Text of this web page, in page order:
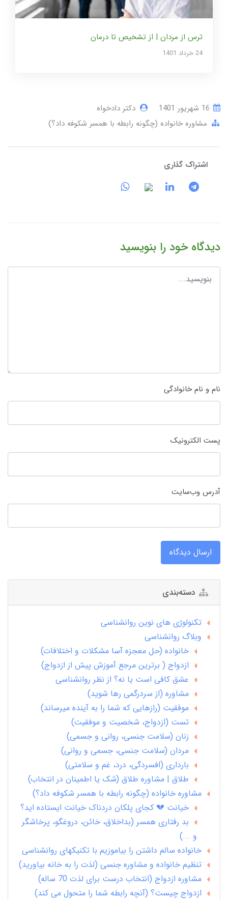
ترس از مردان | از تشخیص تا درمان
24 خرداد 1401
دکتر دادخواه
مشاوره خانواده (چگونه رابطه با همسر شکوفه داد؟)
اشتراک گذاری
دیدگاه خود را بنویسید
نام و نام خانوادگی
پست الکترونیک
آدرس وب‌سایت
ارسال دیدگاه
دسته‌بندی
تکنولوژی های نوین روانشناسی
وبلاگ روانشناسی
خانواده (حل معجزه آسا مشکلات و اختلافات)
ازدواج ( برترین مرجع آموزش پیش از ازدواج)
عشق کافی است یا نه؟ از نظر روانشناسی
مشاوره (از سردرگمی رها شوید)
موفقیت (رازهایی که شما را به آینده میرساند)
تست (ازدواج، شخصیت و موفقیت)
زنان (سلامت جنسی، روانی و جسمی)
مردان (سلامت جنسی، جسمی و روانی)
بارداری (افسردگی، درد، غم و سلامتی)
طلاق | مشاوره طلاق (شک یا اطمینان در انتخاب)
مشاوره خانواده (چگونه رابطه با همسر شکوفه داد؟)
خیانت 💔 کجای پلکان دردناک خیانت ایستاده اید؟
بد رفتاری همسر (بداخلاق، خائن، دروغگو، پرخاشگر
و ...)
خانواده سالم داشتن را بیاموزیم با تکنیکهای روانشناسی
تنظیم خانواده و مشاوره جنسی (لذت را به خانه بیاورید)
مشاوره ازدواج (انتخاب درست برای لذت 70 ساله)
ازدواج چیست؟ (آنچه رابطه شما را متحول می کند)